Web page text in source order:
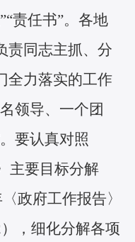
责任书”。各地
责同志主抓、分
全力落实的工作
领导、一个团
要认真对照
主要目标分解
政府工作报告〉
，细化分解各项